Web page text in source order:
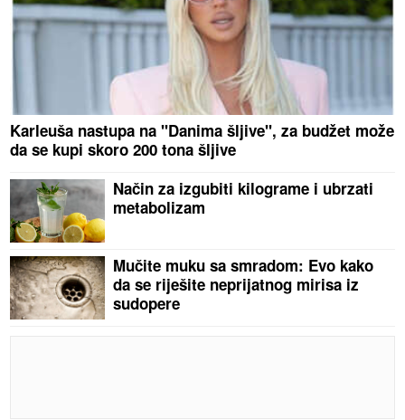
Karleuša nastupa na "Danima šljive", za budžet može
da se kupi skoro 200 tona šljive
Način za izgubiti kilograme i ubrzati
metabolizam
Mučite muku sa smradom: Evo kako
da se riješite neprijatnog mirisa iz
sudopere